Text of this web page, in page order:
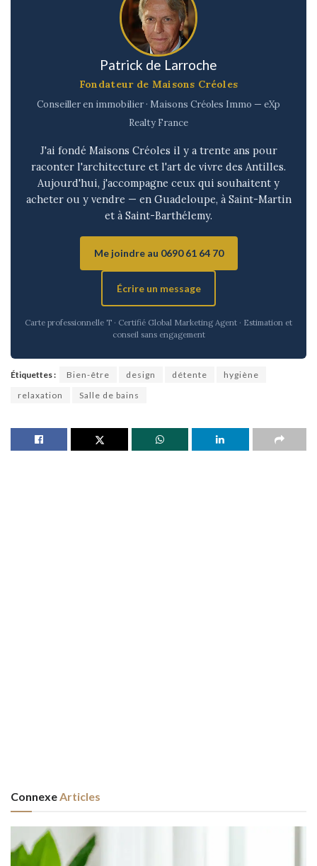
Patrick de Larroche
Fondateur de Maisons Créoles
Conseiller en immobilier · Maisons Créoles Immo — eXp
Realty France
J'ai fondé Maisons Créoles il y a trente ans pour
raconter l'architecture et l'art de vivre des Antilles.
Aujourd'hui, j'accompagne ceux qui souhaitent y
acheter ou y vendre — en Guadeloupe, à Saint-Martin
et à Saint-Barthélemy.
Me joindre au 0690 61 64 70
Écrire un message
Carte professionnelle T · Certifié Global Marketing Agent · Estimation et
conseil sans engagement
Étiquettes : Bien-être design détente
hygiène
relaxation
Salle de bains
ConnexeArticles